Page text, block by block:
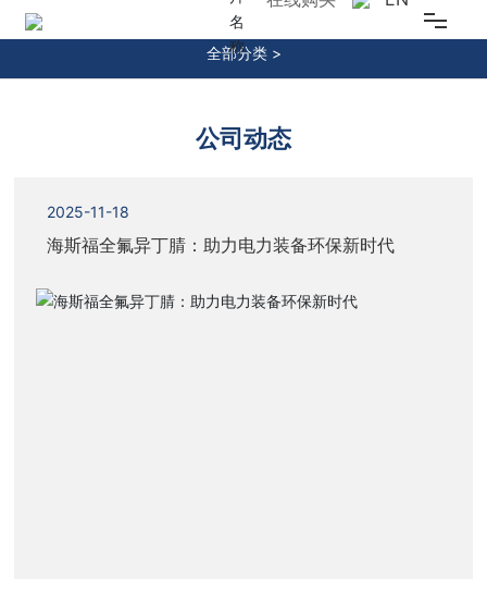
研发创新
产品中心
NEWS
全部分类 >
公司动态
2025-11-18
海斯福全氟异丁腈：助力电力装备环保新时代